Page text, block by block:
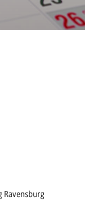
Ravensburg